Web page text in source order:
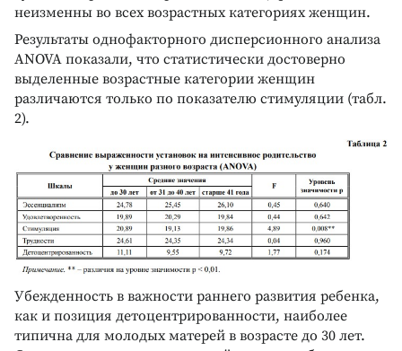
неизменны во всех возрастных категориях женщин.
Результаты однофакторного дисперсионного анализа
ANOVA показали, что статистически достоверно
выделенные возрастные категории женщин
различаются только по показателю стимуляции (табл.
2).
Убежденность в важности раннего развития ребенка,
как и позиция детоцентрированности, наиболее
типична для молодых матерей в возрасте до 30 лет.